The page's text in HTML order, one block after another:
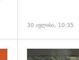
30 ივლისი, 10:35